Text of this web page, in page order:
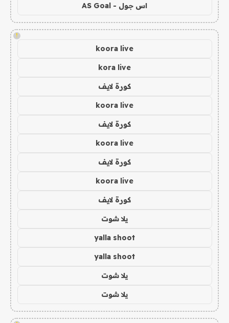
اس جول - AS Goal
!
koora live
kora live
كورة لايف
koora live
كورة لايف
koora live
كورة لايف
koora live
كورة لايف
يلا شوت
yalla shoot
yalla shoot
يلا شوت
يلا شوت